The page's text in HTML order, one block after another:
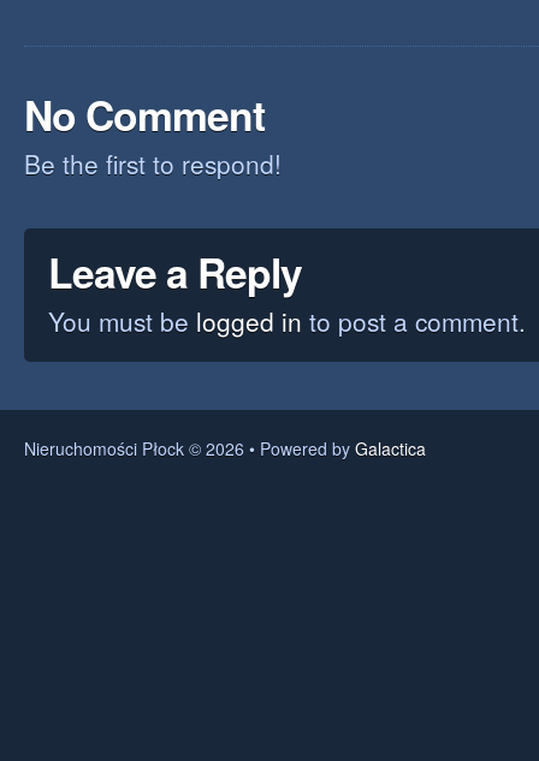
No Comment
Be the first to respond!
Leave a Reply
You must be logged in to post a comment.
Nieruchomości Płock © 2026 • Powered by Galactica